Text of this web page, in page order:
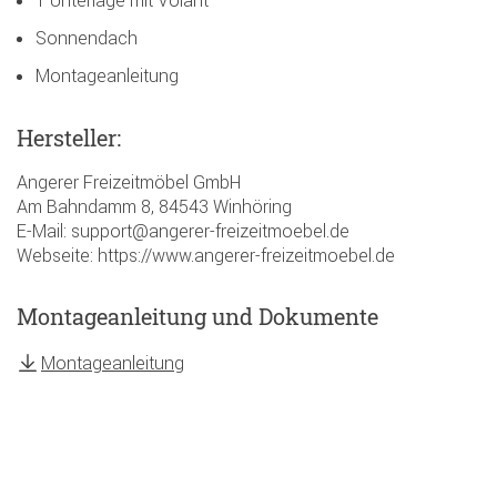
Sonnendach
Montageanleitung
Hersteller:
Angerer Freizeitmöbel GmbH
Am Bahndamm 8, 84543 Winhöring
E-Mail: support@angerer-freizeitmoebel.de
Webseite: https://www.angerer-freizeitmoebel.de
Montageanleitung und Dokumente
Montageanleitung